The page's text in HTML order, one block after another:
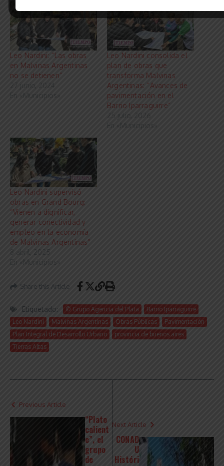
Leo Nardini: “Las obras
en Malvinas Argentinas
no se detienen”
27 junio, 2024
En «Municipios»
Leo Nardini consolida el
plan de obras que
transforma Malvinas
Argentinas: “Avances de
pavimentación en el
Barrio Iparraguirre”
25 julio, 2026
En «Municipios»
Leo Nardini supervisó
obras en Grand Bourg:
“Vienen a dignificar,
generar conectividad y
empleo en la economía
de Malvinas Argentinas”
8 abril, 2025
En «Municipios»
Share this Article
Etiquetado: © Grupo Agencia del Plata
Barrio Iparraguirre
Leo Nardini
Malvinas Argentinas Obras Públicas
Pavimentación
Plan Integral de Desarrollo Urbano
provincia de buenos aires
Tierras Altas
Previous Article
“Plato
calient
e”, el
grupo
de
Next Article
CONAD
U
Históri